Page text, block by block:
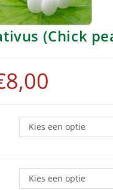
(Chick
8,00
Kies een optie
Kies een optie